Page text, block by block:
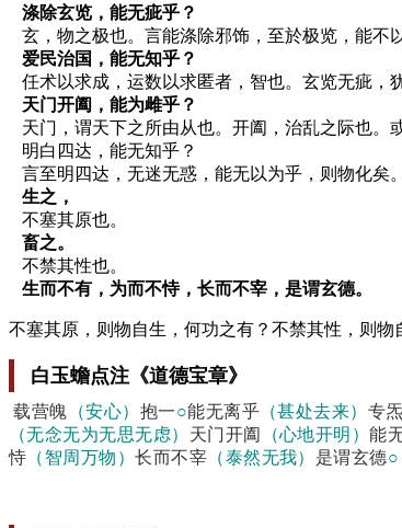
涤除玄览，能无疵乎？
玄，物之极也。言能涤除邪饰，至於极览，能不
爱民治国，能无知乎？
任术以求成，运数以求匿者，智也。玄览无疵，
天门开阖，能为雌乎？
天门，谓天下之所由从也。开阖，治乱之际也。
明白四达，能无知乎？
言至明四达，无迷无惑，能无以为乎，则物化矣
生之，
不塞其原也。
畜之。
不禁其性也。
生而不有，为而不恃，长而不宰，是谓玄德。
不塞其原，则物自生，何功之有？不禁其性，则
白玉蟾点注《道德宝章》
载营魄 （安心） 抱一○能无离乎 （甚处去来） 专
（无念无为无思无虑） 天门开阖 （心地开明）能
恃 （智周万物）长而不宰 （泰然无我） 是谓玄德○